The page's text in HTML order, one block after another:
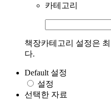
카테고리
책장카테고리 설정은
다.
Default 설정
설정
선택한 자료